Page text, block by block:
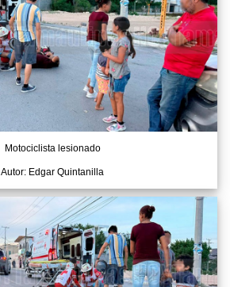
Motociclista lesionado
Autor: Edgar Quintanilla